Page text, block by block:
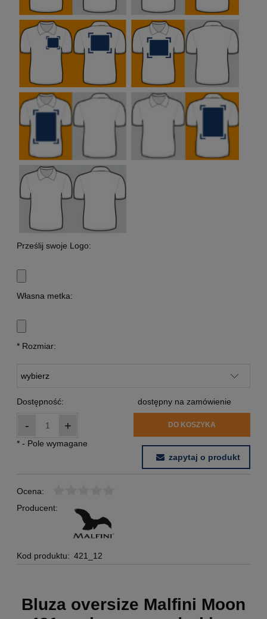
Prześlij swoje Logo:
Własna metka:
* Rozmiar:
Dostępność: dostępny na zamówienie
- + DO KOSZYKA
* - Pole wymagane
zapytaj o produkt
Ocena:
Producent:
Kod produktu: 421_12
Bluza oversize Malfini Moon